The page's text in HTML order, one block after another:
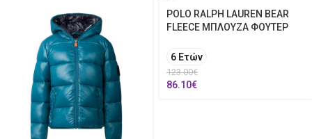
POLO RALPH LAUREN BEAR
FLEECE ΜΠΛΟΥΖΑ ΦΟΥΤΕΡ
6 Ετών
123.00€
86.10€